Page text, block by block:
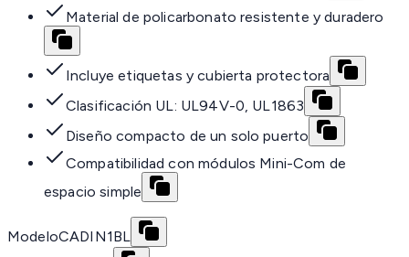
Material de policarbonato resistente y duradero
Incluye etiquetas y cubierta protectora
Clasificación UL: UL94V-0, UL1863
Diseño compacto de un solo puerto
Compatibilidad con módulos Mini-Com de
espacio simple
ModeloCADIN1BL